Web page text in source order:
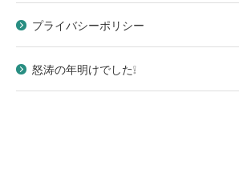
プライバシーポリシー
怒涛の年明けでした❕